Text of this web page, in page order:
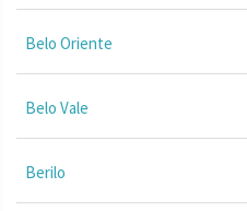
Belo Oriente
Belo Vale
Berilo